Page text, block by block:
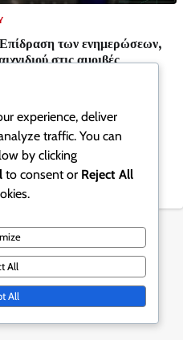
των ενημερώσεων,
στις αμοιβές
λειτουργούν ως βασικά
την απόδοσή
Αυτές οι ανταμοιβές
Required fields are
experience, deliver
traffic. You can
by clicking
to consent or Reject All
All
All